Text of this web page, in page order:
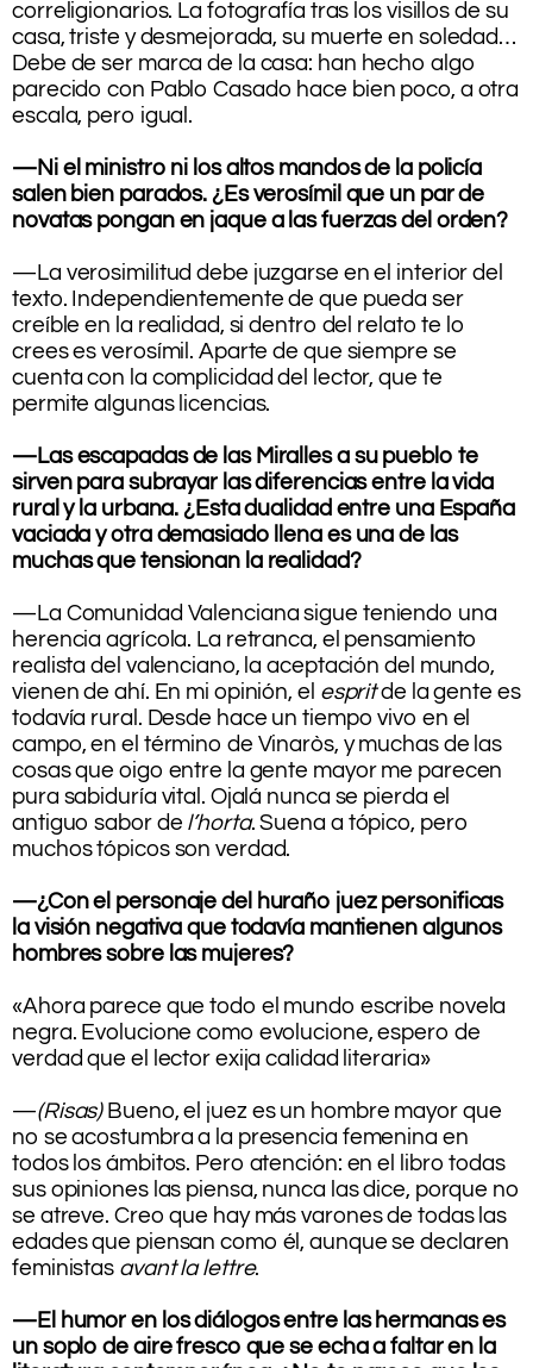
correligionarios. La fotografía tras los visillos de su
casa, triste y desmejorada, su muerte en soledad…
Debe de ser marca de la casa: han hecho algo
parecido con Pablo Casado hace bien poco, a otra
escala, pero igual.
—Ni el ministro ni los altos mandos de la policía
salen bien parados. ¿Es verosímil que un par de
novatas pongan en jaque a las fuerzas del orden?
—La verosimilitud debe juzgarse en el interior del
texto. Independientemente de que pueda ser
creíble en la realidad, si dentro del relato te lo
crees es verosímil. Aparte de que siempre se
cuenta con la complicidad del lector, que te
permite algunas licencias.
—Las escapadas de las Miralles a su pueblo te
sirven para subrayar las diferencias entre la vida
rural y la urbana. ¿Esta dualidad entre una España
vaciada y otra demasiado llena es una de las
muchas que tensionan la realidad?
—La Comunidad Valenciana sigue teniendo una
herencia agrícola. La retranca, el pensamiento
realista del valenciano, la aceptación del mundo,
vienen de ahí. En mi opinión, el espritde la gente es
todavía rural. Desde hace un tiempo vivo en el
campo, en el término de Vinaròs, y muchas de las
cosas que oigo entre la gente mayor me parecen
pura sabiduría vital. Ojalá nunca se pierda el
antiguo sabor de l’horta. Suena a tópico, pero
muchos tópicos son verdad.
—¿Con el personaje del huraño juez personificas
la visión negativa que todavía mantienen algunos
hombres sobre las mujeres?
«Ahora parece que todo el mundo escribe novela
negra. Evolucione como evolucione, espero de
verdad que el lector exija calidad literaria»
—(Risas)Bueno, el juez es un hombre mayor que
no se acostumbra a la presencia femenina en
todos los ámbitos. Pero atención: en el libro todas
sus opiniones las piensa, nunca las dice, porque no
se atreve. Creo que hay más varones de todas las
edades que piensan como él, aunque se declaren
feministas avant la lettre.
—El humor en los diálogos entre las hermanas es
un soplo de aire fresco que se echa a faltar en la